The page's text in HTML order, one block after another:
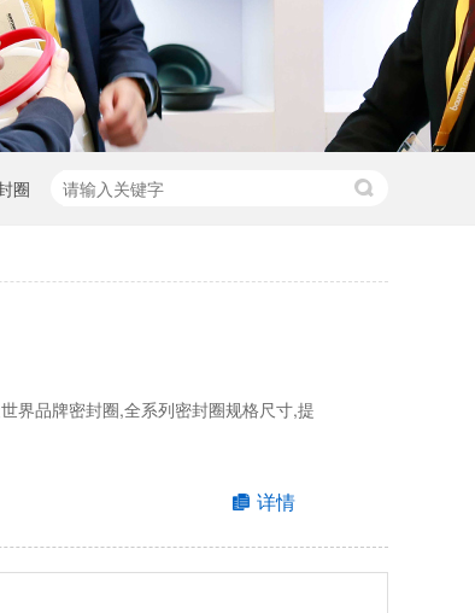
圈
界品牌密封圈,全系列密封圈规格尺寸,提
详情